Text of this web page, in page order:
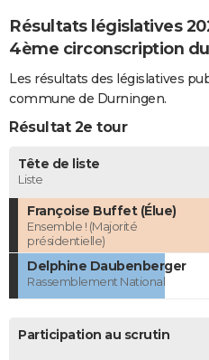
Bricolage
Lifestyle
Culture
Sport
Auto
Television
Voyage
Cinema
Résultats législatives
4ème circonscription
Les résultats des législatives
commune de Durningen.
Résultat 2e tour
Tête de liste
Liste
Françoise Buffet (Élue)
Ensemble ! (Majorité
présidentielle)
Delphine Daubenberger
Rassemblement National
Participation au scrutin